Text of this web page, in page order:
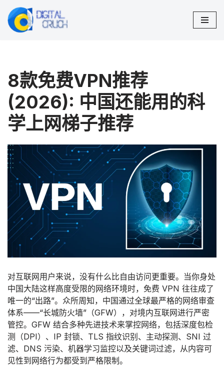
跳
8款免费VPN推荐
(2026): 中国还能用的科
学上网梯子推荐
对互联网用户来说，没有什么比自由访问更重要。当你身处
中国大陆这样高度受限的网络环境时，免费 VPN 往往成了
唯一的“出路”。众所周知，中国通过全球最严格的网络审查
体系——“长城防火墙”（GFW），对境内互联网进行严密
管控。GFW 结合多种先进技术来掌控网络，包括深度包检
测（DPI）、IP 封锁、TLS 指纹识别、主动探测、SNI 过
滤、DNS 污染、机器学习监控以及关键词过滤，从内容可
见性到网络行为都受到严格限制。